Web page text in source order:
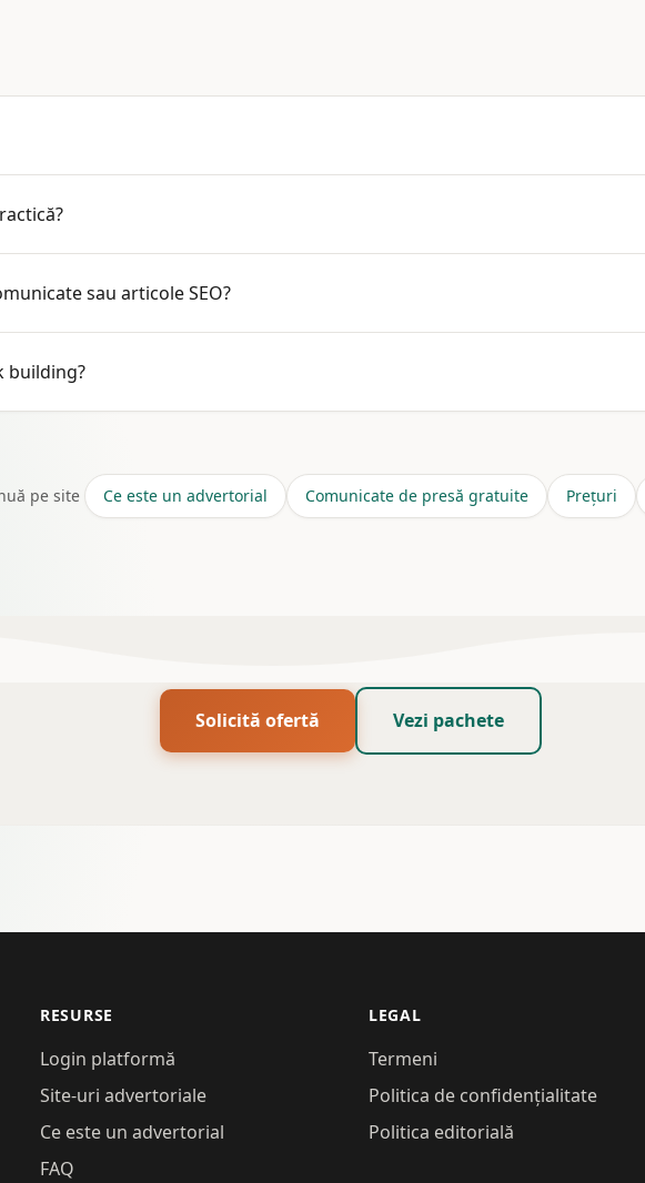
pe domeniul tău.
sau articole SEO?
building?
pe site Ce este un advertorial Comunicate de presă gratuite Prețuri
Solicită ofertă Vezi pachete
RESURSE
Login platformă
Site-uri advertoriale
Ce este un advertorial
FAQ
LEGAL
Termeni
Politica de confidențialitate
Politica editorială